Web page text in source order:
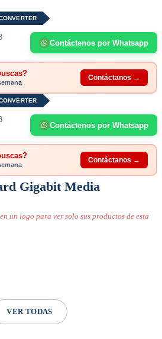
Contáctenos por Whatsapp
Contáctanos →
Contáctenos por Whatsapp
Contáctanos →
Gigabit Media
un logo para ver solo sus productos de esta
VER TODAS